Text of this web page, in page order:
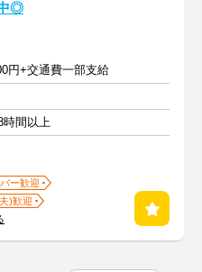
◎
円+交通費一部支給
時間以上
ー歓迎
)歓迎